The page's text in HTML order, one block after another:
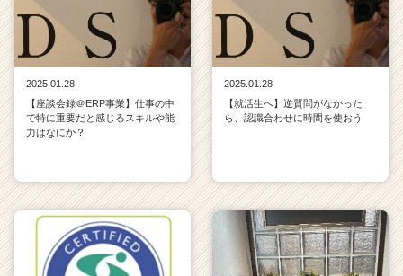
2025.01.28
【座談会録＠ERP事業】仕事の中
で特に重要だと感じるスキルや能
力はなにか？
2025.01.28
【就活生へ】逆質問がなかった
ら、認識合わせに時間を使おう